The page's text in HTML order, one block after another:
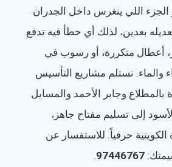
اللي ينغرس داخل الجدران
بعدين، لذلك أي خطأ فيه تدفع
أعطال متكررة، أو رسوب في
والماء. نستلم مشاريع التأسيس
بالمطلاع وجابر الأحمد والمسايل
إلى تسليم مفتاح جاهز،
حرفياً. للاستفسار عن
97446767
.